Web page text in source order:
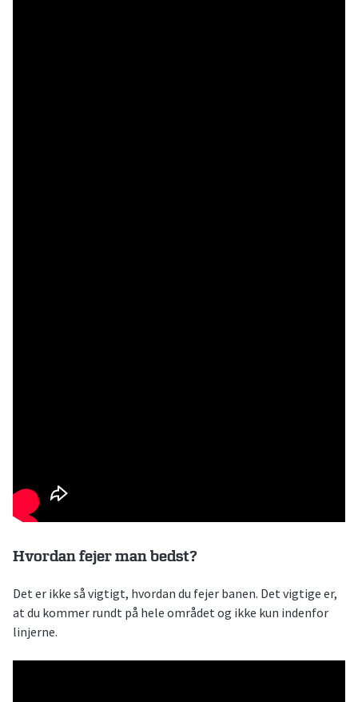
Hvordan fejer man bedst?
Det er ikke så vigtigt, hvordan du fejer banen. Det vigtige er,
at du kommer rundt på hele området og ikke kun indenfor
linjerne.